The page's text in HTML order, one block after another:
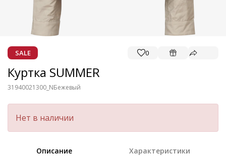
SALE 0
Куртка SUMMER
31940021300_NБежевый
Нет в наличии
Описание Характеристики